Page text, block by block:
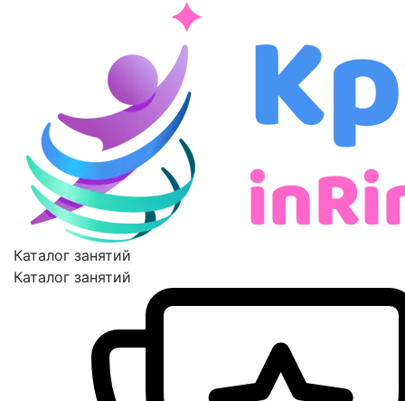
Каталог занятий
Каталог занятий